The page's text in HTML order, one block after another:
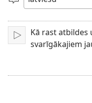
valodu
Atskaņot
Kā rast atbildes
svarīgākajiem